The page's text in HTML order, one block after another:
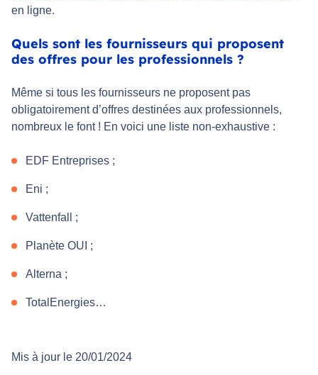
en ligne.
Quels sont les fournisseurs qui proposent
des offres pour les professionnels ?
Même si tous les fournisseurs ne proposent pas
obligatoirement d’offres destinées aux professionnels,
nombreux le font ! En voici une liste non-exhaustive :
EDF Entreprises ;
Eni ;
Vattenfall ;
Planète OUI ;
Alterna ;
TotalEnergies…
Mis à jour le 20/01/2024